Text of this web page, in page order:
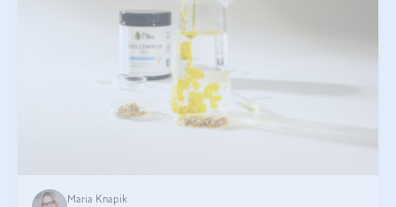
Maria Knapik